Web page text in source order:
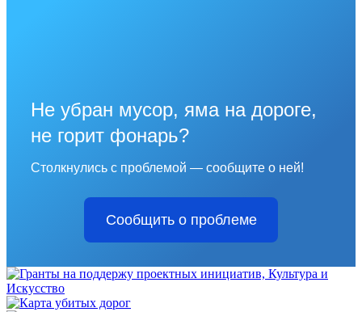
Не убран мусор, яма на дороге,
не горит фонарь?
Столкнулись с проблемой — сообщите о ней!
Сообщить о проблеме